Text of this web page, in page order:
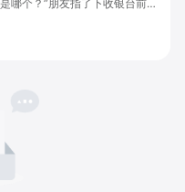
哪个？”朋友指了下收银台前的
就行了。” 我把手机轻轻一贴
打开、主页呈现，一气呵成。